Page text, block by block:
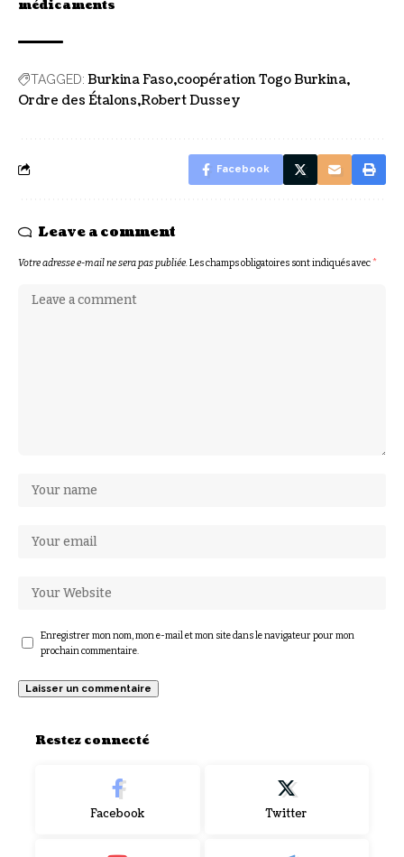
médicaments
TAGGED: Burkina Faso coopération Togo Burkina
Ordre des Étalons Robert Dussey
Facebook
Leave a comment
Votre adresse e-mail ne sera pas publiée.Les champs obligatoires sont indiqués avec*
Enregistrer mon nom, mon e-mail et mon site dans le navigateur pour mon
prochain commentaire.
Restez connecté
Facebook Twitter